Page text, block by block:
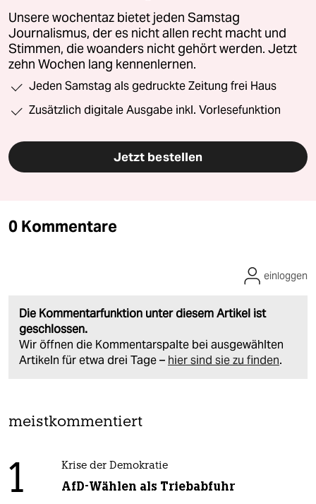
Unsere wochentaz bietet jeden Samstag
Journalismus, der es nicht allen recht macht und
Stimmen, die woanders nicht gehört werden. Jetzt
zehn Wochen lang kennenlernen.
Jeden Samstag als gedruckte Zeitung frei Haus
Zusätzlich digitale Ausgabe inkl. Vorlesefunktion
Jetzt bestellen
0 Kommentare
Die Kommentarfunktion unter diesem Artikel ist
geschlossen.
Wir öffnen die Kommentarspalte bei ausgewählten
Artikeln für etwa drei Tage – hier sind sie zu finden.
einloggen
meistkommentiert
1 Krise der Demokratie
AfD-Wählen als Triebabfuhr